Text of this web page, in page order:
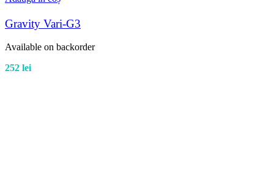
Gravity Vari-G3
Available on backorder
252 lei